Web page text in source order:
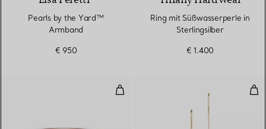
Pearls by the Yard™
Armband
€ 950
Ring mit Süßwasserperle in
Sterlingsilber
€ 1.400
Wire Armreif in Roségold mit